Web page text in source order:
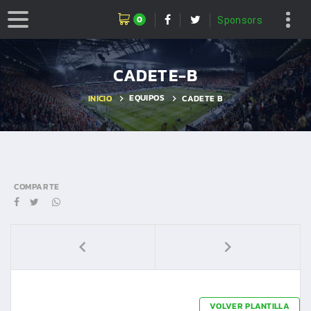
0 Sponsors
CADETE-B
INICIO EQUIPOS CADETE B
COMPARTE
VOLVER PLANTILLA